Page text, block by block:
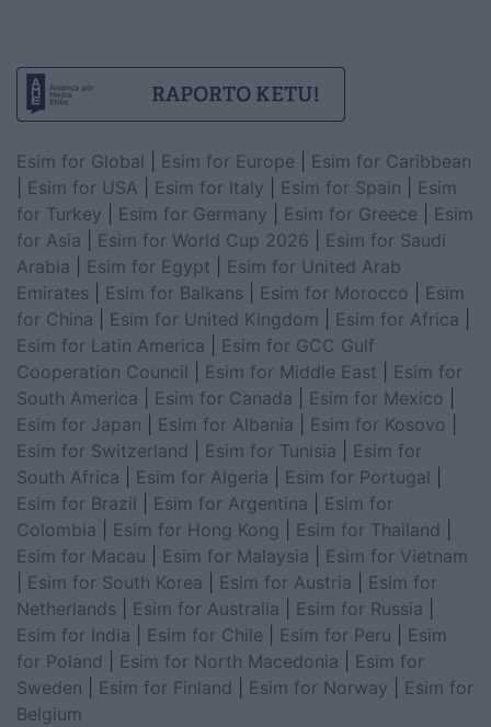
Esim for Global Esim for Europe
Esim for Caribbean
Esim for USA Esim for Italy Esim for Spain
Esim
for Turkey
Esim for Germany Esim for Greece
Esim
for Asia
Esim for World Cup 2026
Esim for Saudi
Arabia
Esim for Egypt
Esim for United Arab
Emirates
Esim for Balkans Esim for Morocco
Esim
for China
Esim for United Kingdom Esim for Africa
Esim for Latin America
Esim for GCC Gulf
Cooperation Council
Esim for Middle East
Esim for
South America
Esim for Canada Esim for Mexico
Esim for Japan
Esim for Albania Esim for Kosovo
Esim for Switzerland
Esim for Tunisia
Esim for
South Africa
Esim for Algeria Esim for Portugal
Esim for Brazil
Esim for Argentina
Esim for
Colombia
Esim for Hong Kong Esim for Thailand
Esim for Macau
Esim for Malaysia
Esim for Vietnam
Esim for South Korea Esim for Austria
Esim for
Netherlands
Esim for Australia Esim for Russia
Esim for India
Esim for Chile Esim for Peru
Esim
for Poland
Esim for North Macedonia
Esim for
Sweden
Esim for Finland Esim for Norway
Esim for
Belgium